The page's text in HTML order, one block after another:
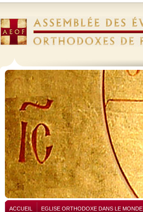
ACCUEIL EGLISE ORTHODOXE DANS LE MONDE